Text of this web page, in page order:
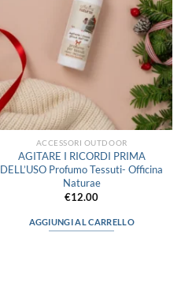
ACCESSORI OUTDOOR
AGITARE I RICORDI PRIMA
DELL’USO Profumo Tessuti- Officina
Naturae
€12.00
AGGIUNGI AL CARRELLO